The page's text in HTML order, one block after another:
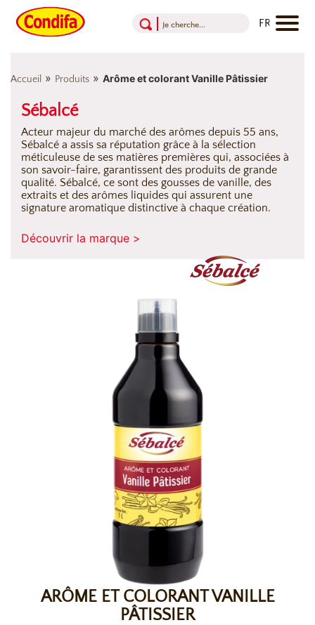
Accueil » Produits » Arôme et colorant Vanille Pâtissier
Sébalcé
Acteur majeur du marché des arômes depuis 55 ans,
Sébalcé a assis sa réputation grâce à la sélection
méticuleuse de ses matières premières qui, associées à
son savoir-faire, garantissent des produits de grande
qualité. Sébalcé, ce sont des gousses de vanille, des
extraits et des arômes liquides qui assurent une
signature aromatique distinctive à chaque création.
Découvrir la marque >
ARÔME ET COLORANT VANILLE
PÂTISSIER